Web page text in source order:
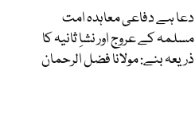
دعا ہے دفاعی معاہدہ امت
مسلمہ کے عروج اور نشاِ ثانیہ کا
ذریعہ بنے: مولانا فضل الرحمان